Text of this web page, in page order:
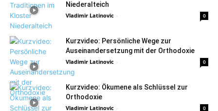
Niederalteich
Vladimir Latinovic - 0
Kurzvideo: Persönliche Wege zur
Auseinandersetzung mit der Orthodoxie
Vladimir Latinovic - 0
Kurzvideo: Ökumene als Schlüssel zur
Orthodoxie
Vladimir Latinovic - 0